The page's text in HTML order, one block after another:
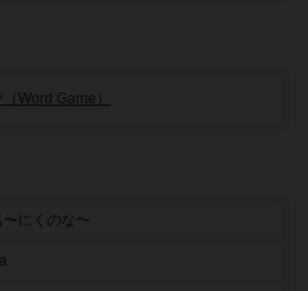
Word Game）
〜にくのな〜